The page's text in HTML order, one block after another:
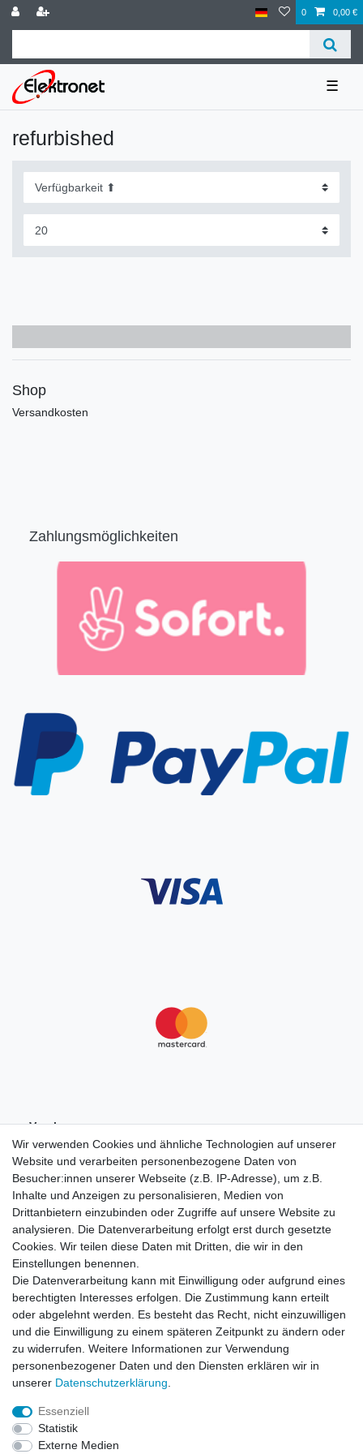
0 0,00 €
☰
refurbished
Shop
Versandkosten
Zahlungsmöglichkeiten
Vorab-
Überweisung
Wir verwenden Cookies und ähnliche Technologien auf unserer
Website und verarbeiten personenbezogene Daten von
Besucher:innen unserer Webseite (z.B. IP-Adresse), um z.B.
Inhalte und Anzeigen zu personalisieren, Medien von
Drittanbietern einzubinden oder Zugriffe auf unsere Website zu
analysieren. Die Datenverarbeitung erfolgt erst durch gesetzte
Cookies. Wir teilen diese Daten mit Dritten, die wir in den
Einstellungen benennen.
Die Datenverarbeitung kann mit Einwilligung oder aufgrund eines
berechtigten Interesses erfolgen. Die Zustimmung kann erteilt
oder abgelehnt werden. Es besteht das Recht, nicht einzuwilligen
und die Einwilligung zu einem späteren Zeitpunkt zu ändern oder
zu widerrufen. Weitere Informationen zur Verwendung
personenbezogener Daten und den Diensten erklären wir in
unserer Daten­schutz­erklärung
Essenziell
Statistik
Externe Medien